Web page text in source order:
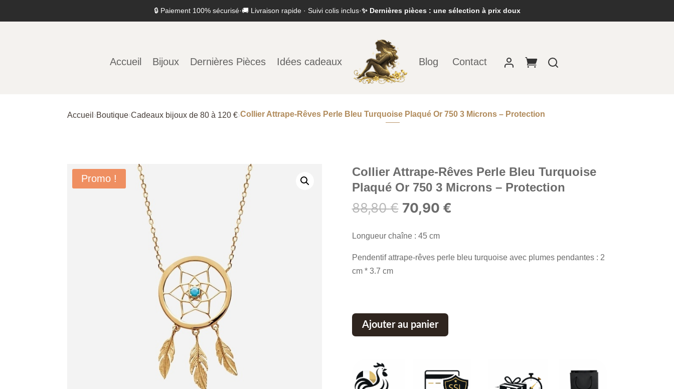
🔒 Paiement 100% sécurisé·🚚 Livraison rapide · Suivi colis inclus·✨ Dernières pièces : une sélection à prix doux
Accueil Bijoux Dernières Pièces Idées cadeaux Blog Contact
Accueil ›Boutique›Cadeaux bijoux de 80 à 120 €›Collier Attrape-Rêves Perle Bleu Turquoise Plaqué Or 750 3 Microns – Protection
Promo !
Collier Attrape-Rêves Perle Bleu Turquoise
Plaqué Or 750 3 Microns – Protection
88,80€ Le
initial
88,80 €.
70,90 €Le
70,90 €.
Longueur chaîne : 45 cm
Pendentif attrape-rêves perle bleu turquoise avec plumes pendantes : 2
cm * 3.7 cm
Ajouter au panier